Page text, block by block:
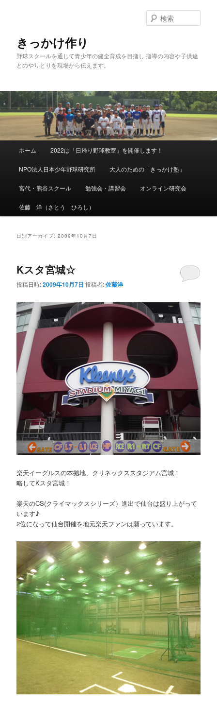
移
動
動
きっかけ作り
野球スクールを通じて青少年の健全育成を目指し 指導の内容や子供達
とのやりとりを現場から伝えます。
索
ホーム 2022は「日帰り野球教室」を開催します！
NPO法人日本少年野球研究所 大人のための「きっかけ塾」
宮代・熊谷スクール 勉強会・講習会 オンライン研究会
佐藤 洋（さとう ひろし）
日別アーカイブ:2009年10月7日
Kスタ宮城☆
投稿日時:2009年10月7日 投稿者:佐藤洋
楽天イーグルスの本拠地、クリネックススタジアム宮城！
略してKスタ宮城！
楽天のCS(クライマックスシリーズ）進出で仙台は盛り上がって
います♪
2位になって仙台開催を地元楽天ファンは願っています。